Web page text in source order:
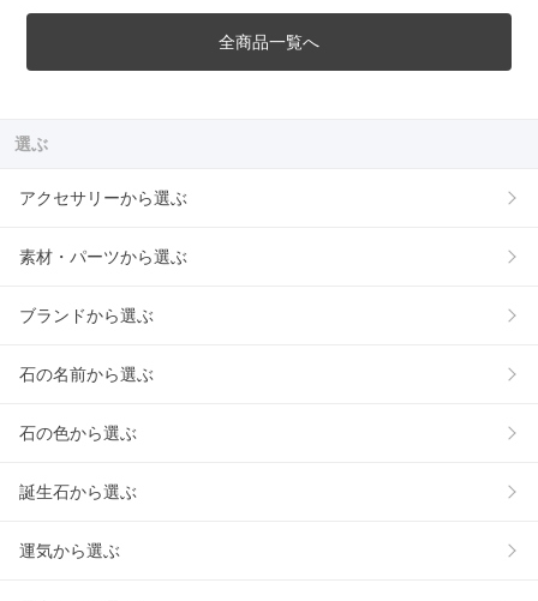
全商品一覧へ
選ぶ
アクセサリーから選ぶ
素材・パーツから選ぶ
ブランドから選ぶ
石の名前から選ぶ
石の色から選ぶ
誕生石から選ぶ
運気から選ぶ